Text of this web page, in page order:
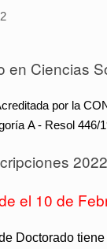
en Ciencias
por la
A - Resol 446/
2022
el 10 de
Doctorado